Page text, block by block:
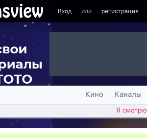
Вход или регистрация
Кино Каналы
Я смотрю